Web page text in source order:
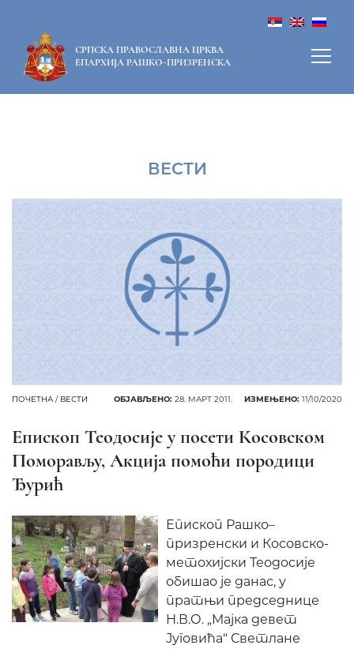
СРПСКА ПРАВОСЛАВНА ЦРКВА
ЕПАРХИЈА РАШКО-ПРИЗРЕНСКА
ВЕСТИ
ПОЧЕТНА / ВЕСТИ ОБЈАВЉЕНО: 28. МАРТ 2011. ИЗМЕЊЕНО: 11/10/2020
Епископ Теодосије у посети Косовском
Поморављу, Акција помоћи породици
Ђурић
Епископ Рашко–
призренски и Косовско-
метохијски Теодосије
обишао је данас, у
пратњи председнице
Н.В.О. „Мајка девет
Југовића“ Светлане